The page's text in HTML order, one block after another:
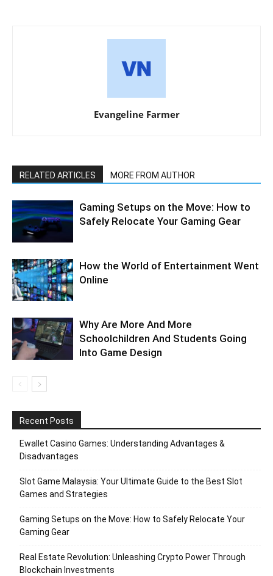
Evangeline Farmer
RELATED ARTICLES MORE FROM AUTHOR
Gaming Setups on the Move: How to
Safely Relocate Your Gaming Gear
How the World of Entertainment Went
Online
Why Are More And More
Schoolchildren And Students Going
Into Game Design
Recent Posts
Ewallet Casino Games: Understanding Advantages &
Disadvantages
Slot Game Malaysia: Your Ultimate Guide to the Best Slot
Games and Strategies
Gaming Setups on the Move: How to Safely Relocate Your
Gaming Gear
Real Estate Revolution: Unleashing Crypto Power Through
Blockchain Investments